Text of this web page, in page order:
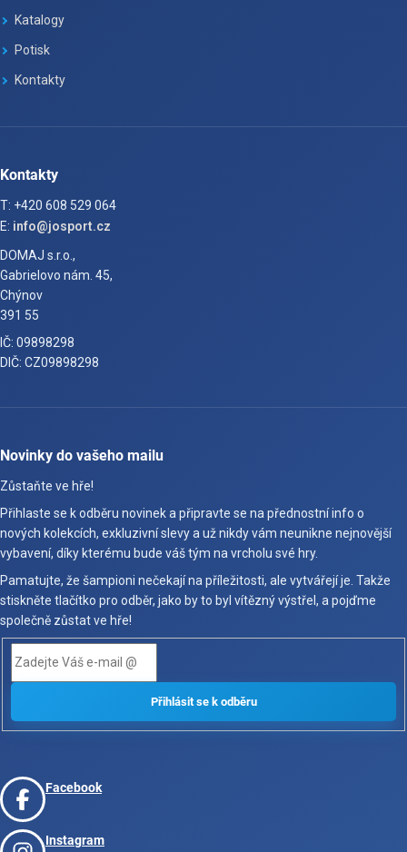
Katalogy
Potisk
Kontakty
Kontakty
T: +420 608 529 064
E: info@josport.cz
DOMAJ s.r.o.,
Gabrielovo nám. 45,
Chýnov
391 55
IČ: 09898298
DIČ: CZ09898298
Novinky do vašeho mailu
Zůstaňte ve hře!
Přihlaste se k odběru novinek a připravte se na přednostní info o
nových kolekcích, exkluzivní slevy a už nikdy vám neunikne nejnovější
vybavení, díky kterému bude váš tým na vrcholu své hry.
Pamatujte, že šampioni nečekají na příležitosti, ale vytvářejí je. Takže
stiskněte tlačítko pro odběr, jako by to byl vítězný výstřel, a pojďme
společně zůstat ve hře!
Facebook
Instagram